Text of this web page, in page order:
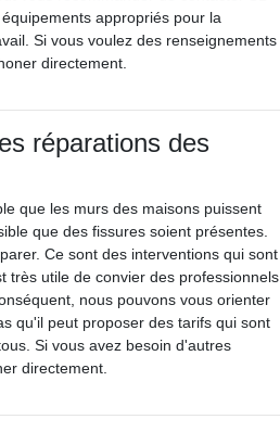
appropriés pour la
Si vous voulez des renseignements
directement.
réparations des
que les murs des maisons puissent
que des fissures soient présentes.
Ce sont des interventions qui sont
très utile de convier des professionnels
nous pouvons vous orienter
qu'il peut proposer des tarifs qui sont
Si vous avez besoin d'autres
directement.